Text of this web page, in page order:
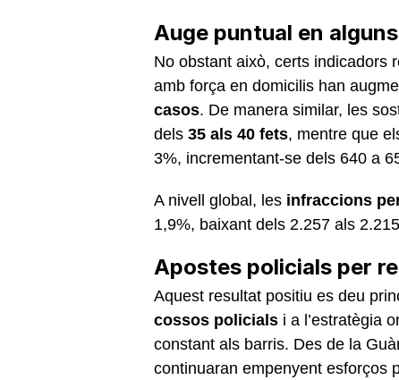
Auge puntual en
No obstant això, certs indicadors
amb força en domicilis han
casos. De manera similar, les
dels 35 als 40 fets, mentre que
3%, incrementant-se dels 640 a
A nivell global, les infraccions
1,9%, baixant dels 2.257 als
Apostes policials per
Aquest resultat positiu es deu
cossos policials i a l’estratègia
constant als barris. Des de la
continuaran empenyent esforços